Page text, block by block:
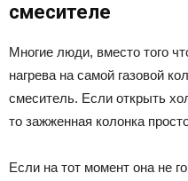
смесителе
Многие люди, вместо того
нагрева на самой газовой
смеситель. Если открыть
то зажженная колонка
Если на тот момент она не